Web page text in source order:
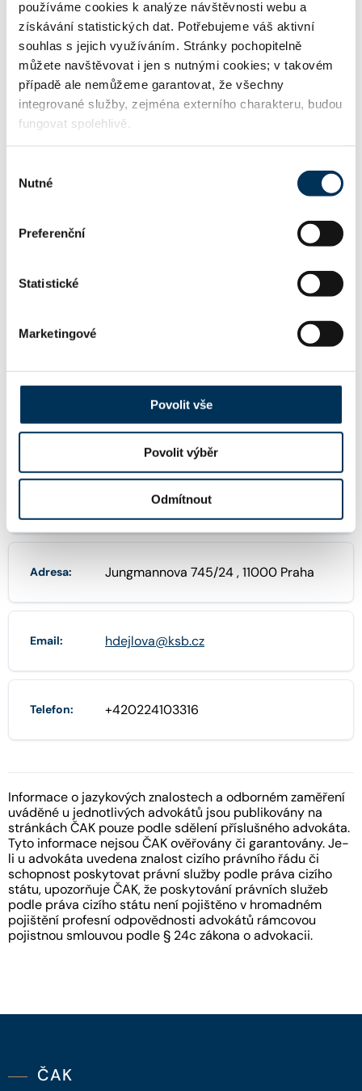
používáme cookies k analýze návštěvnosti webu a
získávání statistických dat. Potřebujeme váš aktivní
souhlas s jejich využíváním. Stránky pochopitelně
můžete navštěvovat i jen s nutnými cookies; v takovém
případě ale nemůžeme garantovat, že všechny
integrované služby, zejména externího charakteru, budou
fungovat spolehlivě.
souhlasu
Nutné
Preferenční
Statistické
Marketingové
Povolit vše
Povolit výběr
Odmítnout
Kocián Šolc Balaštík, advokátní kancelář, s.r.o.
KONTAKT
Telefon:
FIRMA
Název: Dejlová Hana, Mgr., advokát
66240310
Adresa: Jungmannova 745/24 , 11000 Praha
Email: hdejlova@ksb.cz
Telefon: +420224103316
Informace o jazykových znalostech a odborném zaměření
uváděné u jednotlivých advokátů jsou publikovány na
stránkách ČAK pouze podle sdělení příslušného advokáta.
Tyto informace nejsou ČAK ověřovány či garantovány. Je-
li u advokáta uvedena znalost cizího právního řádu či
schopnost poskytovat právní služby podle práva cizího
státu, upozorňuje ČAK, že poskytování právních služeb
podle práva cizího státu není pojištěno v hromadném
pojištění profesní odpovědnosti advokátů rámcovou
pojistnou smlouvou podle § 24c zákona o advokacii.
ČAK